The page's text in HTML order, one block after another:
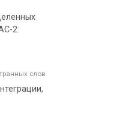
2:
слов